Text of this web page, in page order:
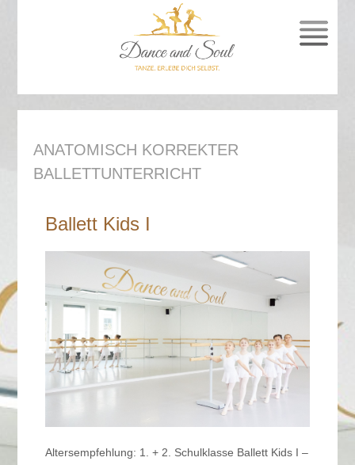
ANATOMISCH KORREKTER
BALLETTUNTERRICHT
Ballett Kids I
Altersempfehlung: 1. + 2. Schulklasse Ballett Kids I –